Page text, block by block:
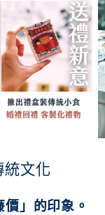
統文化
」的印象。